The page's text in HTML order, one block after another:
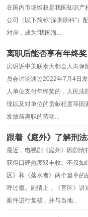
在国内市场维权是我国知识产
公司（以下简称“深圳朗科”）
对岸，成为“我国海...
离职后能否享有年终
房玥诉中美联泰大都会人寿
员会讨论通过2022年7月4日
人单位支付年终奖的，人民
现以及对单位的贡献程度等因
发放前离职的劳动...
跟着《庭外》了解刑
最近，电视剧《庭外》因剧情
获得口碑热度双丰收。不仅如
区》和《落水者》两个篇章的
呼过瘾。剧情上，《盲区》讲
案件进行复核，并与当地...